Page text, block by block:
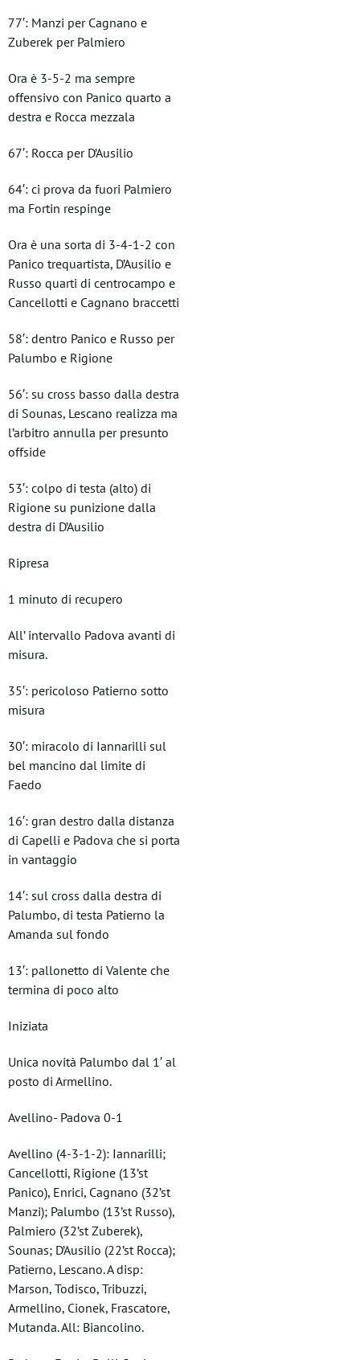
77′: Manzi per Cagnano e
Zuberek per Palmiero
Ora è 3-5-2 ma sempre
offensivo con Panico quarto a
destra e Rocca mezzala
67′: Rocca per D’Ausilio
64′: ci prova da fuori Palmiero
ma Fortin respinge
Ora è una sorta di 3-4-1-2 con
Panico trequartista, D’Ausilio e
Russo quarti di centrocampo e
Cancellotti e Cagnano braccetti
58′: dentro Panico e Russo per
Palumbo e Rigione
56′: su cross basso dalla destra
di Sounas, Lescano realizza ma
l’arbitro annulla per presunto
offside
53′: colpo di testa (alto) di
Rigione su punizione dalla
destra di D’Ausilio
Ripresa
1 minuto di recupero
All’ intervallo Padova avanti di
misura.
35′: pericoloso Patierno sotto
misura
30′: miracolo di Iannarilli sul
bel mancino dal limite di
Faedo
16′: gran destro dalla distanza
di Capelli e Padova che si porta
in vantaggio
14′: sul cross dalla destra di
Palumbo, di testa Patierno la
Amanda sul fondo
13′: pallonetto di Valente che
termina di poco alto
Iniziata
Unica novità Palumbo dal 1′ al
posto di Armellino.
Avellino- Padova 0-1
Avellino (4-3-1-2): Iannarilli;
Cancellotti, Rigione (13’st
Panico), Enrici, Cagnano (32’st
Manzi); Palumbo (13’st Russo),
Palmiero (32’st Zuberek),
Sounas; D’Ausilio (22’st Rocca);
Patierno, Lescano. A disp:
Marson, Todisco, Tribuzzi,
Armellino, Cionek, Frascatore,
Mutanda. All: Biancolino.